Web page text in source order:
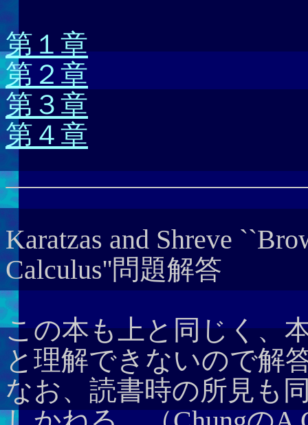
第１章
第２章
第３章
第４章
Karatzas and Shreve
Calculus''問題解答
この本も上と同じく、
と理解できないので解
なお、読書時の所見も